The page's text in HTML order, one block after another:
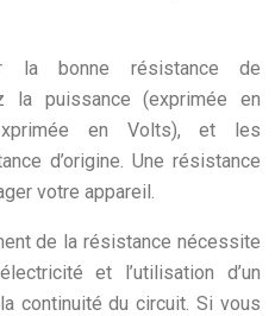
la bonne résistance de
la puissance (exprimée en
en Volts), et les
d’origine. Une résistance
votre appareil.
de la résistance nécessite
et l’utilisation d’un
continuité du circuit. Si vous